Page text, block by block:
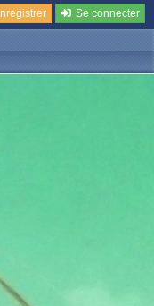
Se connecter